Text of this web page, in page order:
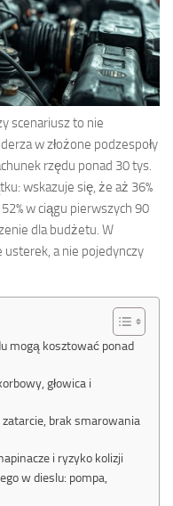
scenariusz to nie
w złożone podzespoły
rzędu ponad 30 tys.
wskazuje się, że aż 36%
w ciągu pierwszych 90
dla budżetu. W
a nie pojedynczy
mogą kosztować ponad
głowica i
brak smarowania
i ryzyko kolizji
w dieslu: pompa,